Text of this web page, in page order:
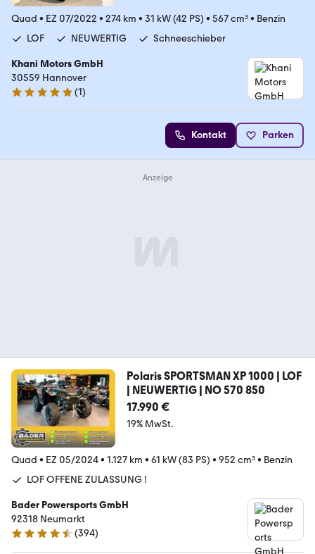
Quad • EZ 07/2022 • 274 km • 31 kW (42 PS) • 567 cm³• Benzin
LOF
NEUWERTIG Schneeschieber
Khani Motors GmbH
30559 Hannover
5 Sterne
(1)
Kontakt Parken
Polaris SPORTSMAN XP 1000 | LOF
| NEUWERTIG | NO 570 850
17.990 €
19% MwSt.
Quad • EZ 05/2024• 1.127 km • 61 kW (83 PS) • 952 cm³• Benzin
LOF OFFENE ZULASSUNG !
Bader Powersports GmbH
92318 Neumarkt
4.6 Sterne
(394)